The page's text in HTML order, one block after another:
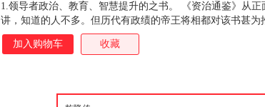
1.领导者政治、教育、智慧提升的之书。 《资治通鉴》从
讲，知道的人不多。但历代有政绩的帝王将相都对该书甚
戒院刊刻发行，价值极高。 《长短经》问世之后，由于历
传，能够流传的也只是手抄本，而刊刻流通的相对较少。
并收录，并作了大量注释和完整翻译，区别字体、字号，力
加入购物车 收藏